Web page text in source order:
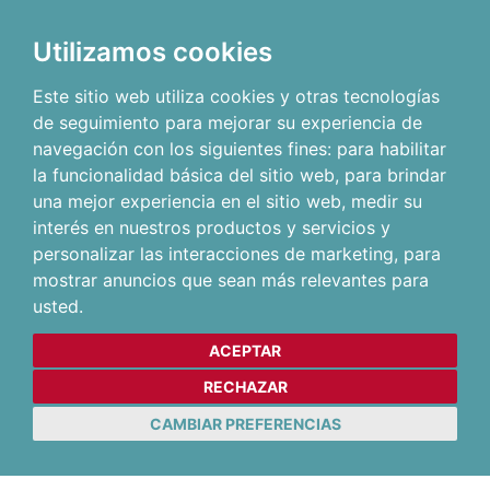
Utilizamos cookies
Este sitio web utiliza cookies y otras tecnologías
de seguimiento para mejorar su experiencia de
navegación con los siguientes fines: para habilitar
la funcionalidad básica del sitio web, para brindar
una mejor experiencia en el sitio web, medir su
interés en nuestros productos y servicios y
personalizar las interacciones de marketing, para
mostrar anuncios que sean más relevantes para
usted.
ACEPTAR
RECHAZAR
CAMBIAR PREFERENCIAS